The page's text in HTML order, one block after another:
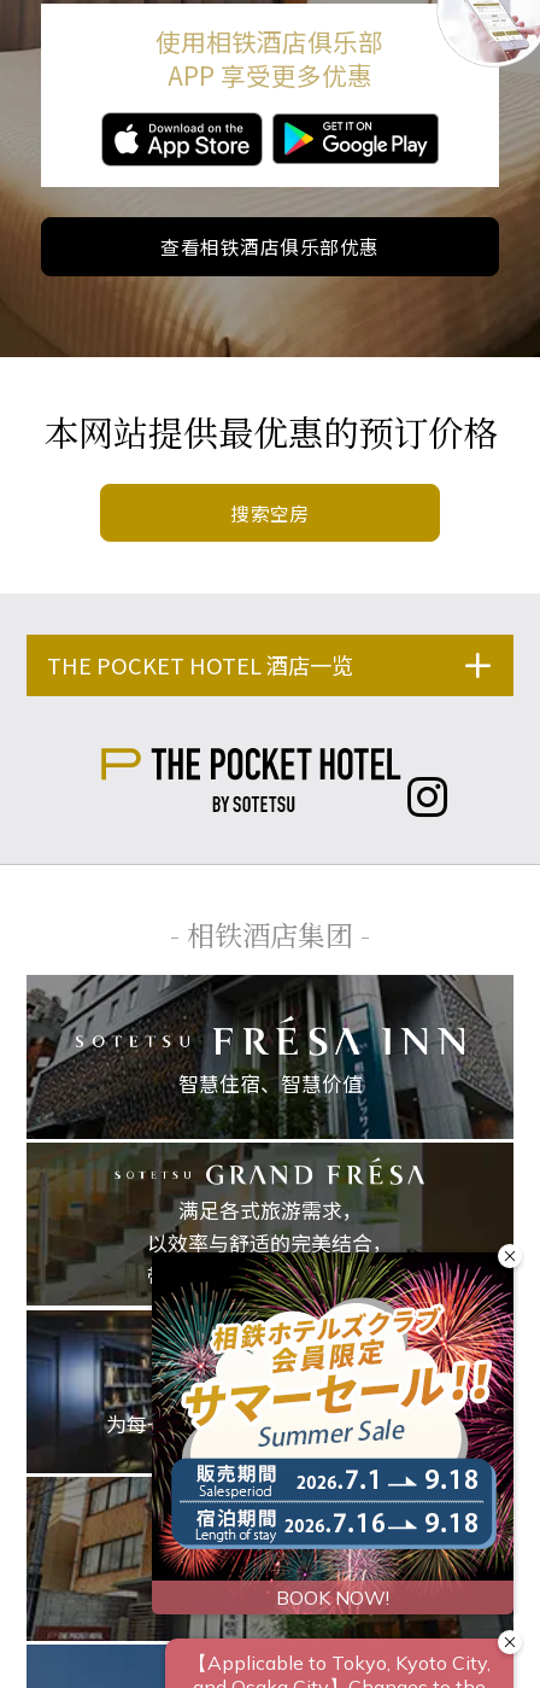
使用相铁酒店俱乐部
APP 享受更多优惠
查看相铁酒店俱乐部优惠
本网站提供最优惠的预订价格
搜索空房
THE POCKET HOTEL 酒店一览
- 相铁酒店集团 -
智慧住宿、智慧价值
满足各式旅游需求，
以效率与舒适的完美结合，
带来真正有价值的住宿体验
创造全新的旅游标准
为每一位旅客提供多元化的住宿选择
似有却无的新型饭店